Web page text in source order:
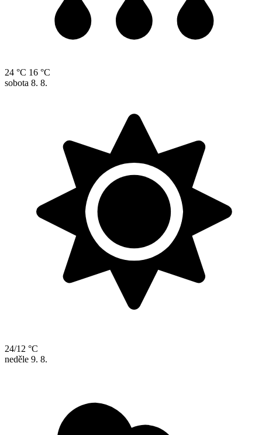
24 °C 16 °C
sobota 8. 8.
24/12 °C
neděle 9. 8.